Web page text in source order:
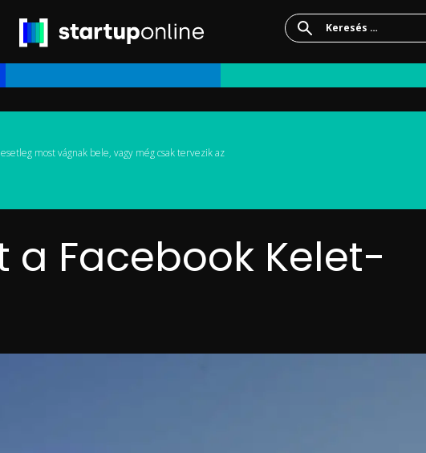
Keresés:
most vágnak bele, vagy még csak tervezik az
Facebook Kelet-